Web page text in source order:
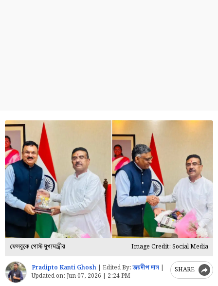
ফেসবুকে পোস্ট মুখ্যমন্ত্রীর Image Credit: Social Media
Pradipto Kanti Ghosh Edited By:জয়দীপ দাস
Updated on: Jun 07, 2026 | 2:24 PM
SHARE